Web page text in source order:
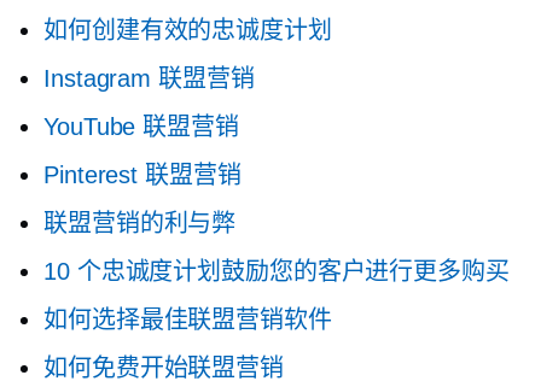
如何创建有效的忠诚度计划
Instagram 联盟营销
YouTube 联盟营销
Pinterest 联盟营销
联盟营销的利与弊
10 个忠诚度计划鼓励您的客户进行更多购买
如何选择最佳联盟营销软件
如何免费开始联盟营销